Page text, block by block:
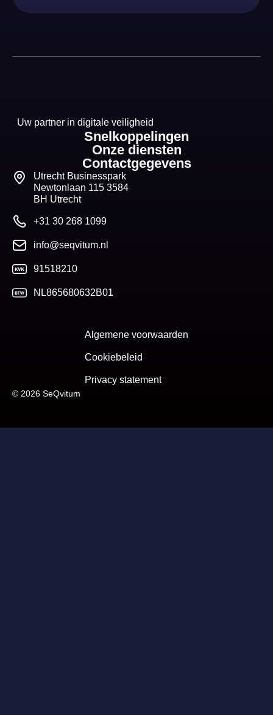
Uw partner in digitale veiligheid
Snelkoppelingen
Onze diensten
Contactgegevens
Utrecht Businesspark
Newtonlaan 115 3584
BH Utrecht
+31 30 268 1099
info@seqvitum.nl
91518210
NL865680632B01
© 2026 SeQvitum
Algemene voorwaarden
Cookiebeleid
Privacy statement